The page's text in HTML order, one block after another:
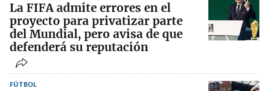
La FIFA admite errores en el
proyecto para privatizar parte
del Mundial, pero avisa de que
defenderá su reputación
FÚTBOL